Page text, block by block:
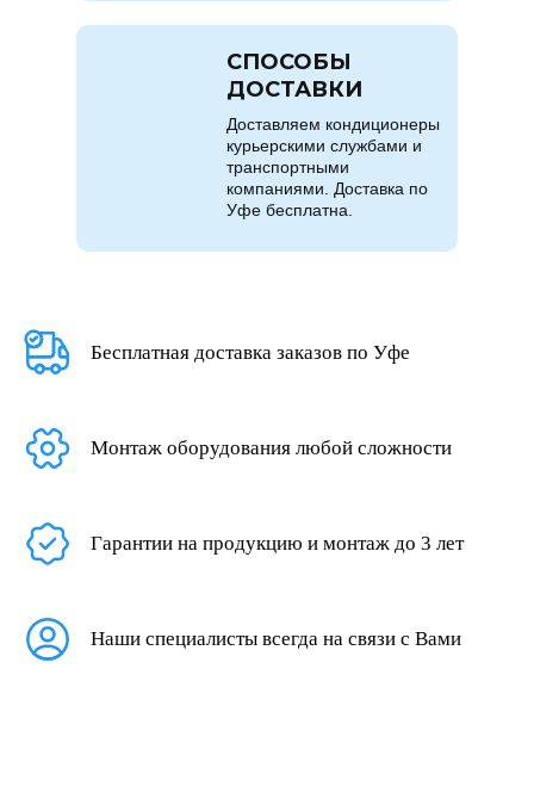
Доставляем кондиционеры
курьерскими службами и
транспортными
компаниями. Доставка по
Уфе бесплатна.
СПОСОБЫ
ДОСТАВКИ
Бесплатная доставка заказов по Уфе
Монтаж оборудования любой сложности
Гарантии на продукцию и монтаж до 3 лет
Наши специалисты всегда на связи с Вами